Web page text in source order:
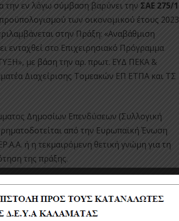
την εν λόγω σύμβαση βαρύνει την ΣΑΕ 275/1
των οικονομικού έτους 2023
στην Πράξη: «Αναβάθμιση
στο Επιχειρησιακό Πρόγραμμα
με βάση την αρ. πρωτ. ΕΥΔ ΠΕΚΑ &
Διαχείρισης Τομεακών ΕΠ ΕΤΠΑ και ΤΣ
Δημοσίων Επενδύσεων (Συλλογική
από την Ευρωπαϊκή Ένωση
ή η τεκμαιρόμενη θετική γνώμη για τη
της πράξης.
πενήντα πέντε χιλιάδες και εκατό
δημόσια δαπάνη ανέρχεται σεοκτώ
τέσσεραευρώ (8.996.324,00€